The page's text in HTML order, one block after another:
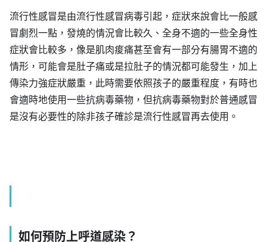
流行性感冒是由流行性感冒病毒引起，症狀來說會比一般感
冒劇烈一點，發燒的情況會比較久、全身不適的一些全身性
症狀會比較多，像是肌肉痠痛甚至會有一部分有腸胃不適的
情形，可能會是肚子痛或是拉肚子的情況都可能發生，加上
傳染力強症狀嚴重，此時需要依照孩子的嚴重程度，有時也
會適時地使用一些抗病毒藥物，但抗病毒藥物對於普通感冒
是沒有必要性的除非孩子確診是流行性感冒再去使用。
如何預防上呼道感染？